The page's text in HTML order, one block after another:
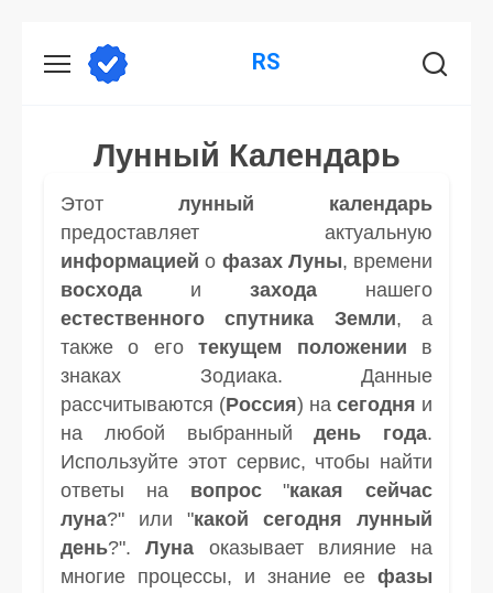
RS
Лунный Календарь
Этот лунный календарь
предоставляет актуальную
информацией о фазах Луны, времени
восхода и захода нашего
естественного спутника
Земли, а
также о еготекущем положении в
знаках Зодиака. Данные
рассчитываются (Россия) на сегодня и
на любой выбранныйдень года.
Используйте этот сервис, чтобы найти
ответы на вопрос"какая сейчас
луна?" или "какой сегодня лунный
день?".Луна оказывает влияние на
многие процессы, и знание ее фазы